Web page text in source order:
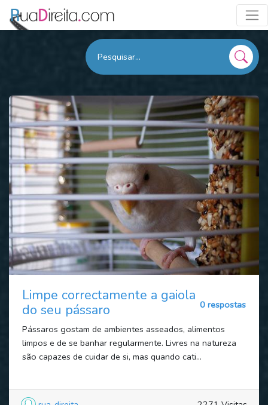
Limpe correctamente a gaiola
do seu pássaro
0 respostas
Pássaros gostam de ambientes asseados, alimentos
limpos e de se banhar regularmente. Livres na natureza
são capazes de cuidar de si, mas quando cati...